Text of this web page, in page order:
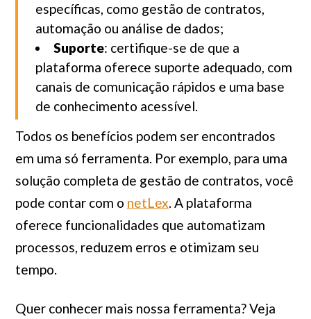
específicas, como gestão de contratos,
automação ou análise de dados;
Suporte: certifique-se de que a
plataforma oferece suporte adequado, com
canais de comunicação rápidos e uma base
de conhecimento acessível.
Todos os benefícios podem ser encontrados
em uma só ferramenta. Por exemplo, para uma
solução completa de gestão de contratos, você
pode contar com o netLex. A plataforma
oferece funcionalidades que automatizam
processos, reduzem erros e otimizam seu
tempo.
Quer conhecer mais nossa ferramenta? Veja